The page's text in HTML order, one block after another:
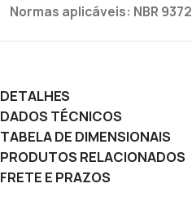
Normas aplicáveis: NBR 9372
DETALHES
DADOS TÉCNICOS
TABELA DE DIMENSIONAIS
PRODUTOS RELACIONADOS
FRETE E PRAZOS